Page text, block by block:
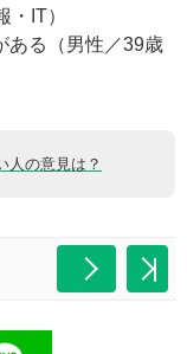
IT）
ある（男性／39歳
人の意見は？